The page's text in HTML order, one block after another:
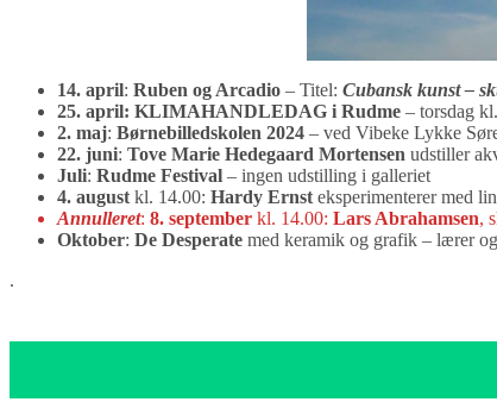
14. april: Ruben og Arcadio – Titel: Cubansk kunst –
25. april: KLIMAHANDLEDAG i Rudme – torsdag
2. maj: Børnebilledskolen 2024 – ved Vibeke Lykke
22. juni: Tove Marie Hedegaard Mortensen udstiller
Juli: Rudme Festival – ingen udstilling i galleriet
4. august kl. 14.00: Hardy Ernst eksperimenterer med
Annulleret: 8. september kl. 14.00: Lars Abrahamsen,
Oktober: De Desperate med keramik og grafik – lærer
.